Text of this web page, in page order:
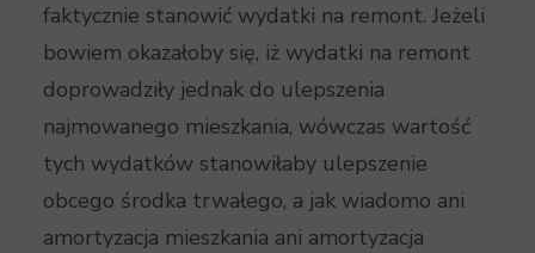
faktycznie stanowić wydatki na remont. Jeżeli
bowiem okazałoby się, iż wydatki na remont
doprowadziły jednak do ulepszenia
najmowanego mieszkania, wówczas wartość
tych wydatków stanowiłaby ulepszenie
obcego środka trwałego, a jak wiadomo ani
amortyzacja mieszkania ani amortyzacja